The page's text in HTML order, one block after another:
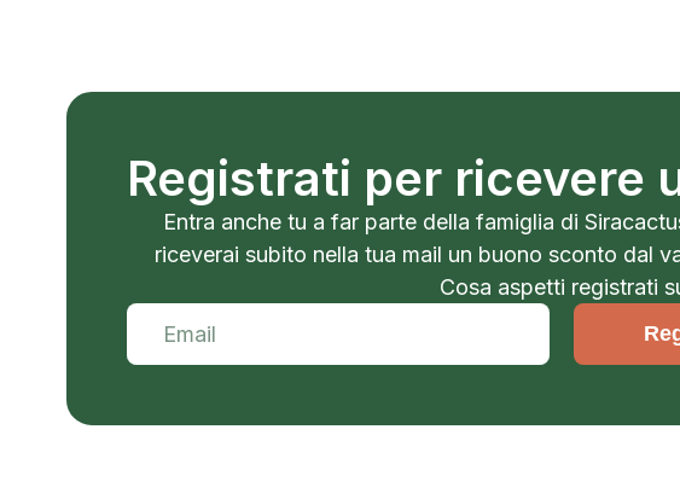
Registrati per ricevere
Entra anche tu a far parte della famiglia di
riceverai subito nella tua mail un buono sconto dal
Cosa aspetti registrati